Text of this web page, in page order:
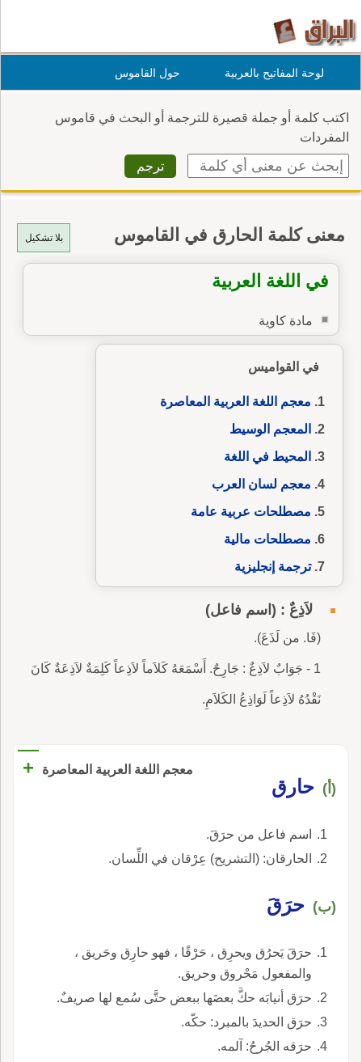
لوحة المفاتيح بالعربية حول القاموس
اكتب كلمة أو جملة قصيرة للترجمة أو البحث في قاموس
المفردات
بلا تشكيل معنى كلمة الحارق في القاموس
في اللغة العربية
مادة كاوية
في القواميس
معجم اللغة العربية المعاصرة
المعجم الوسيط
المحيط في اللغة
معجم لسان العرب
مصطلحات عربية عامة
مصطلحات مالية
ترجمة إنجليزية
لاَذِعٌ : (اسم فاعل)
(فَا. من لَذَعَ).
1 - جَوَابٌ لاَذِعٌ : جَارِحٌ. أَسْمَعَهُ كَلاَماً لاَذِعاً كَلِمَةٌ لاَذِعَةٌ كَانَ
نَقْدُهُ لاَذِعاً لَوَاذِعُ الكَلاَمِ.
معجم اللغة العربية المعاصرة +
(أ) حارق
اسم فاعل من حرَقَ.
الحارقان: (التشريح) عِرْقان في اللِّسان.
(ب) حرَقَ
حرَقَ يَحرُق ويحرِق ، حَرْقًا ، فهو حارِق وحَريق ،
والمفعول مَحْروق وحريق.
حرَق أنيابَه حكَّ بعضَها ببعض حتَّى سُمع لها صريفٌ.
حرَق الحديدَ بالمبرد: حكّه.
حرَقه الجُرحُ: آلمه.